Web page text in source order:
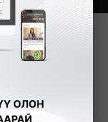
дараа
уналаа